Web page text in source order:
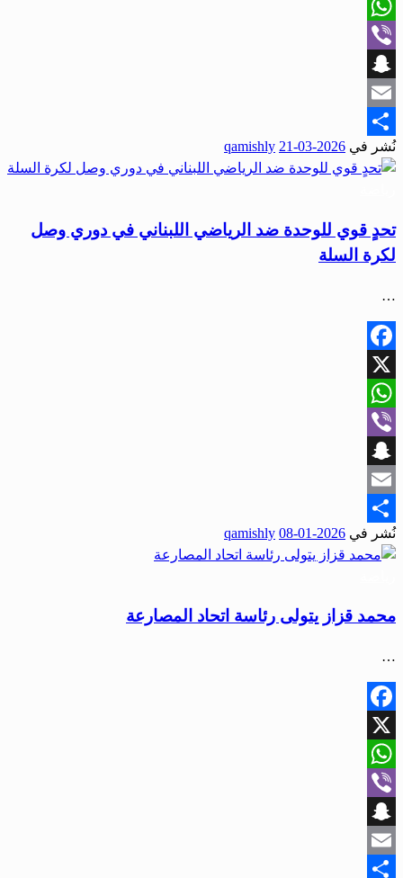
X
WhatsApp
Viber
Snapchat
Email
Share
نُشر في 2026-03-21
qamishly
تحدٍ قوي للوحدة ضد الرياضي اللبناني في دوري وصل
لكرة السلة
…
Facebook
X
WhatsApp
Viber
Snapchat
Email
Share
نُشر في 2026-01-08
qamishly
محمد قزاز يتولى رئاسة اتحاد المصارعة
…
Facebook
X
WhatsApp
Viber
Snapchat
Email